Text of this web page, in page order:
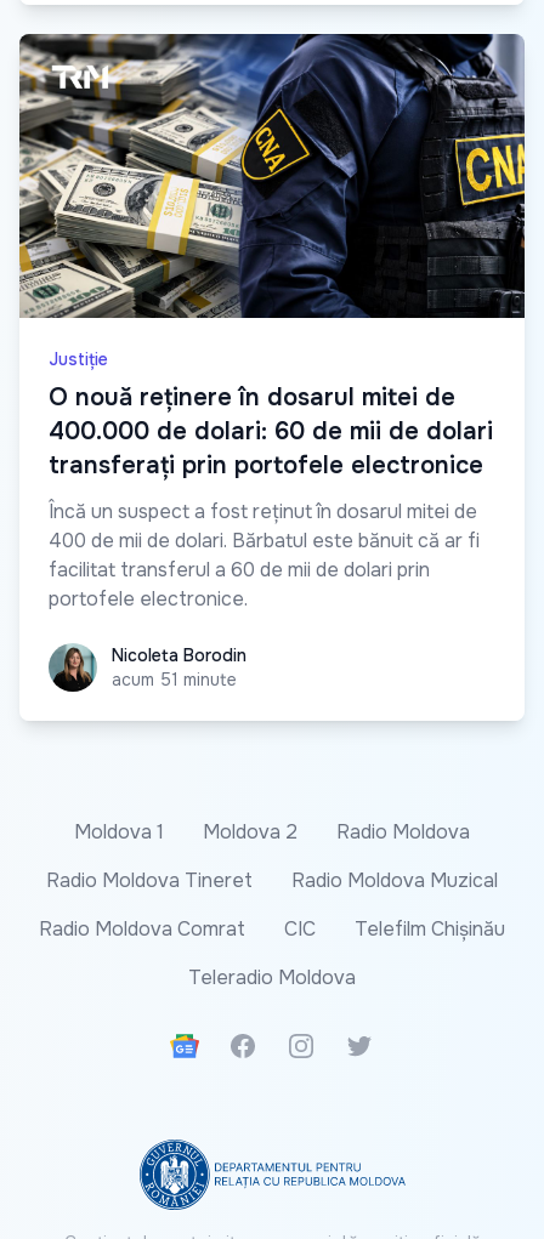
Justiție
O nouă reținere în dosarul mitei de
400.000 de dolari: 60 de mii de dolari
transferați prin portofele electronice
Încă un suspect a fost reținut în dosarul mitei de
400 de mii de dolari. Bărbatul este bănuit că ar fi
facilitat transferul a 60 de mii de dolari prin
portofele electronice.
Nicoleta Borodin
Nicoleta Borodin
acum 51 minute
Moldova 1 Moldova 2
Radio Moldova
Radio Moldova Tineret
Radio Moldova Muzical
Radio Moldova Comrat
CIC
Telefilm Chișinău
Teleradio Moldova
Google News
FacebookInstagramTwitter